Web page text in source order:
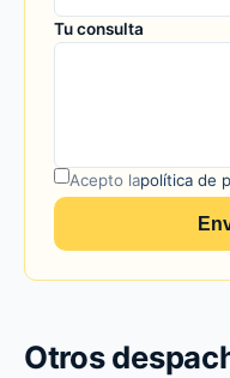
Tu consulta
Acepto lapolítica de
Otros